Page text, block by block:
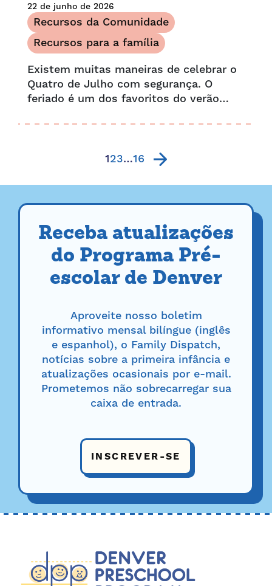
22 de junho de 2026
Recursos da Comunidade
Recursos para a família
Existem muitas maneiras de celebrar o
Quatro de Julho com segurança. O
feriado é um dos favoritos do verão
churrascos, piqueniques, festas na
123…16
Receba atualizações
do Programa Pré-
escolar de Denver
Aproveite nosso boletim
informativo mensal bilíngue (inglês
e espanhol), o Family Dispatch,
notícias sobre a primeira infância e
atualizações ocasionais por e-mail.
Prometemos não sobrecarregar sua
caixa de entrada.
INSCREVER-SE